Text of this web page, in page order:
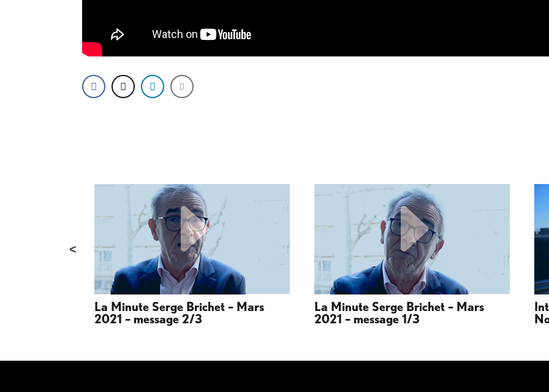
La Minute Serge Brichet – Mars
2021 – message 2/3
La Minute Serge Brichet – Mars
2021 – message 1/3